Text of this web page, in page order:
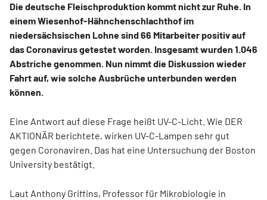
Die deutsche Fleischproduktion kommt nicht zur Ruhe. In
einem Wiesenhof-Hähnchenschlachthof im
niedersächsischen Lohne sind 66 Mitarbeiter positiv auf
das Coronavirus getestet worden. Insgesamt wurden 1.046
Abstriche genommen. Nun nimmt die Diskussion wieder
Fahrt auf, wie solche Ausbrüche unterbunden werden
können.
Eine Antwort auf diese Frage heißt UV-C-Licht. Wie DER
AKTIONÄR berichtete, wirken UV-C-Lampen sehr gut
gegen Coronaviren. Das hat eine Untersuchung der Boston
University bestätigt.
Laut Anthony Griffins, Professor für Mikrobiologie in